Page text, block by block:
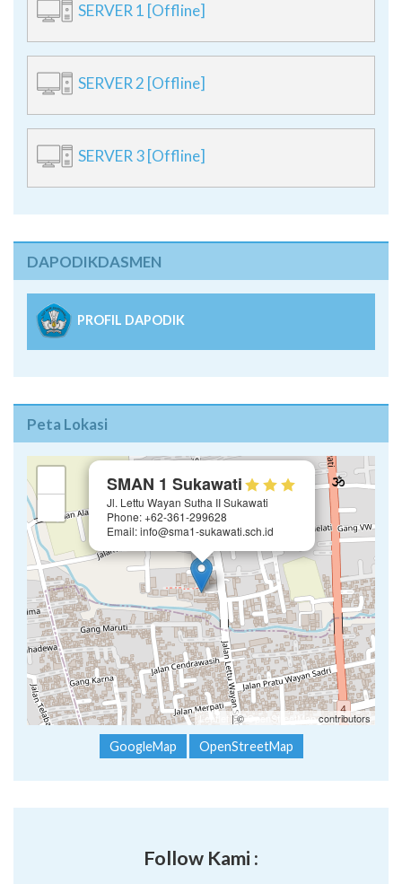
SERVER 1 [Offline]
SERVER 2 [Offline]
SERVER 3 [Offline]
DAPODIKDASMEN
PROFIL DAPODIK
Peta Lokasi
SMAN 1 Sukawati
Jl. Lettu Wayan Sutha II Sukawati
Phone: +62-361-299628
Email: info@sma1-sukawati.sch.id
Leaflet | ©OpenStreetMap contributors
GoogleMap OpenStreetMap
Follow Kami :